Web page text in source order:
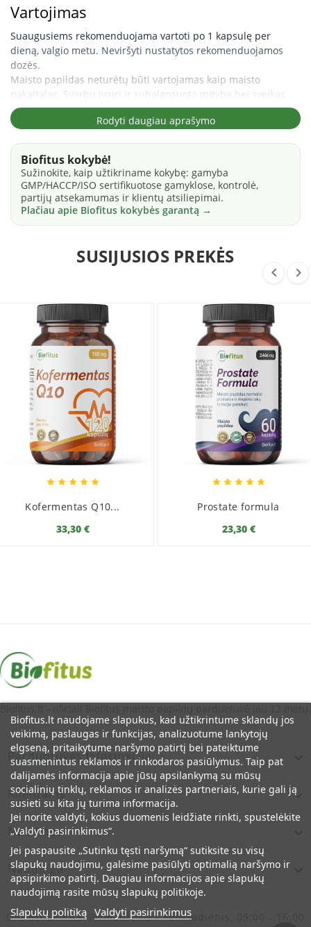
Vartojimas
Suaugusiems rekomenduojama vartoti po 1 kapsulę per
dieną, valgio metu. Neviršyti nustatytos rekomenduojamos
dozės.
Maisto papildas neturėtų būti vartojamas kaip maisto
pakaitalas. Svarbu įvairi ir subalansuota mityba bei sveikas
gyvenimo būdas.
Laikyti kambario temperatūroje, originalioje pakuotėje,
sausoje, vaikams nepasiekiamoje vietoje.
Produkto kilmės šalis: ES.
Produkto gamyba sertifikuota pagal GMP, HACCP, ISO
standartus.
Rodyti daugiau aprašymo
Biofitus kokybė!
Sužinokite, kaip užtikriname kokybę: gamyba
GMP/HACCP/ISO sertifikuotose gamyklose, kontrolė,
partijų atsekamumas ir klientų atsiliepimai.
Plačiau apie Biofitus kokybės garantą →
SUSIJUSIOS PREKĖS
 
    
Kofermentas Q10...
33,30 €
    
Prostate formula
23,30 €
Parduotuvės Informacija
Klientams 
Naudinga
Naudinga
Biofitus.lt naudojame slapukus, kad užtikrintume sklandų jos
veikimą, paslaugas ir funkcijas, analizuotume lankytojų
elgseną, pritaikytume naršymo patirtį bei pateiktume
suasmenintus reklamos ir rinkodaros pasiūlymus. Taip pat
dalijamės informacija apie jūsų apsilankymą su mūsų
socialinių tinklų, reklamos ir analizės partneriais, kurie gali ją
susieti su kita jų turima informacija.
Jei norite valdyti, kokius duomenis leidžiate rinkti, spustelėkite
„Valdyti pasirinkimus“.
Jei paspausite „Sutinku tęsti naršymą“ sutiksite su visų
slapukų naudojimu, galėsime pasiūlyti optimalią naršymo ir
apsipirkimo patirtį. Daugiau informacijos apie slapukų
naudojimą rasite mūsų slapukų politikoje.
Slapukų politiką Valdyti pasirinkimus
DARBO LAIKAS:
Pirmadienis - Penktadienis, 09:00 - 16:00